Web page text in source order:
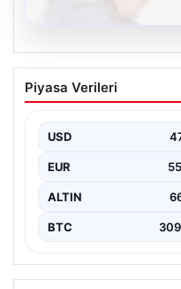
Kelebek.Org İle
Seviyeli Adresi
oluşturması kritik bir
Piyasa Verileri
USD
EUR
ALTIN
BTC